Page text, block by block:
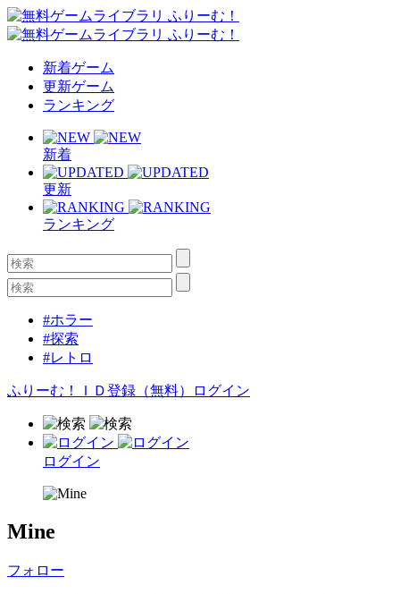
新着ゲーム
更新ゲーム
ランキング
新着
更新
ランキング
#ホラー
#探索
#レトロ
ふりーむ！ＩＤ登録（無料） ログイン
ログイン
Mine
フォロー